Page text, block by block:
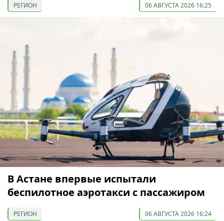
РЕГИОН 06 АВГУСТА 2026 16:25
В Астане впервые испытали
беспилотное аэротакси с пассажиром
РЕГИОН 06 АВГУСТА 2026 16:24